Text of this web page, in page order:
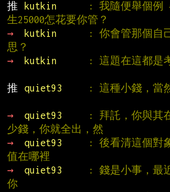
推
kutkin
: 我隨便舉個例
生25000怎花要你管？
→
kutkin
: 你會管那個自
思？
→
kutkin
: 這題在這都是
推
quiet93
: 這種小錢，當
→
quiet93
: 拜託，你與其
少錢，你就全出，然
→
quiet93
: 後看清這個對
值在哪裡
→
quiet93
: 錢是小事，最
你